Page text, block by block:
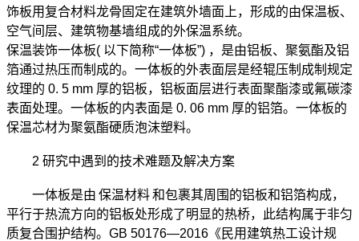
饰板用复合材料龙骨固定在建筑外墙面上，形成的由保温板、
空气间层、建筑物基墙组成的外保温系统。
保温装饰一体板( 以下简称“一体板”) ，是由铝板、聚氨酯及铝
箔通过热压而制成的。一体板的外表面层是经辊压制成制规定
纹理的 0. 5 mm 厚的铝板，铝板面层进行表面聚酯漆或氟碳漆
表面处理。一体板的内表面是 0. 06 mm 厚的铝箔。一体板的
保温芯材为聚氨酯硬质泡沫塑料。
2 研究中遇到的技术难题及解决方案
一体板是由 保温材料和包裹其周围的铝板和铝箔构成，
平行于热流方向的铝板处形成了明显的热桥，此结构属于非匀
质复合围护结构。GB 50176—2016《民用建筑热工设计规